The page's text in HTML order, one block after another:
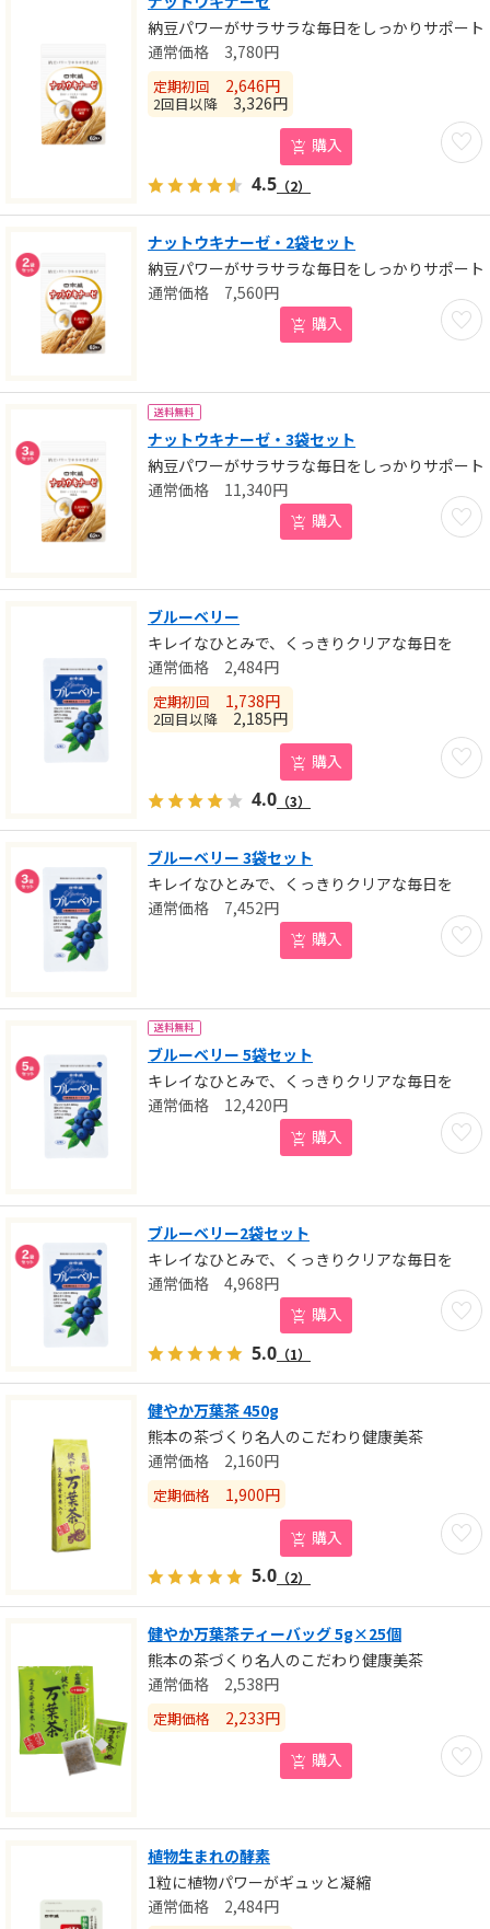
納豆パワーがサラサラな毎日をしっかりサポート
お気
3,780円
定期初回 2,646円
2回目以降 3,326円
購入
4.5 （2）
ナットウキナーゼ・2袋セット
納豆パワーがサラサラな毎日をしっかりサポート
お気
7,560円
購入
送料無料
ナットウキナーゼ・3袋セット
納豆パワーがサラサラな毎日をしっかりサポート
お気
11,340円
購入
ブルーベリー
キレイなひとみで、くっきりクリアな毎日を
お気
2,484円
定期初回 1,738円
2回目以降 2,185円
購入
4.0 （3）
ブルーベリー 3袋セット
キレイなひとみで、くっきりクリアな毎日を
お気
7,452円
購入
送料無料
ブルーベリー 5袋セット
キレイなひとみで、くっきりクリアな毎日を
お気
12,420円
購入
ブルーベリー2袋セット
キレイなひとみで、くっきりクリアな毎日を
お気
4,968円
購入
5.0 （1）
健やか万葉茶 450g
熊本の茶づくり名人のこだわり健康美茶
お気
2,160円
定期価格 1,900円
購入
5.0 （2）
健やか万葉茶ティーバッグ 5g×25個
熊本の茶づくり名人のこだわり健康美茶
お気
2,538円
定期価格 2,233円
購入
植物生まれの酵素
1粒に植物パワーがギュッと凝縮
2,484円